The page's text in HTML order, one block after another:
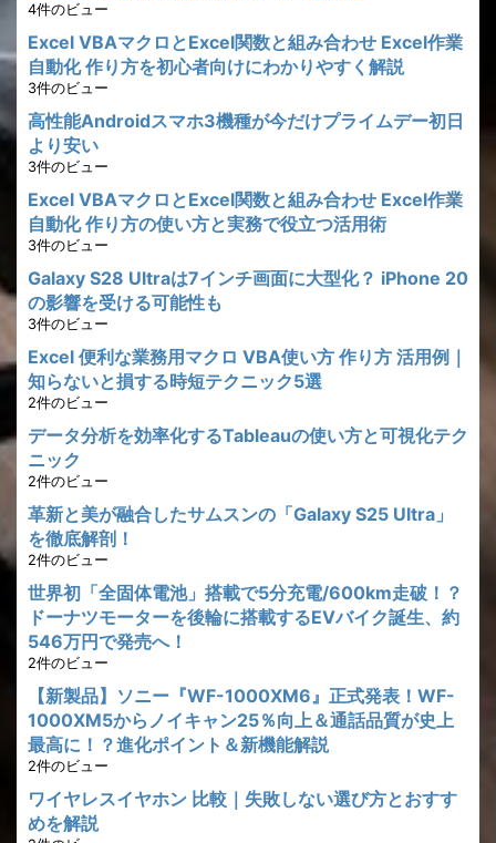
4件のビュー
Excel VBAマクロとExcel関数と組み合わせ Excel作業
自動化 作り方を初心者向けにわかりやすく解説
3件のビュー
高性能Androidスマホ3機種が今だけプライムデー初日
より安い
3件のビュー
Excel VBAマクロとExcel関数と組み合わせ Excel作業
自動化 作り方の使い方と実務で役立つ活用術
3件のビュー
Galaxy S28 Ultraは7インチ画面に大型化？ iPhone 20
の影響を受ける可能性も
3件のビュー
Excel 便利な業務用マクロ VBA使い方 作り方 活用例｜
知らないと損する時短テクニック5選
2件のビュー
データ分析を効率化するTableauの使い方と可視化テク
ニック
2件のビュー
革新と美が融合したサムスンの「Galaxy S25 Ultra」
を徹底解剖！
2件のビュー
世界初「全固体電池」搭載で5分充電/600km走破！？
ドーナツモーターを後輪に搭載するEVバイク誕生、約
546万円で発売へ！
2件のビュー
【新製品】ソニー『WF-1000XM6』正式発表！WF-
1000XM5からノイキャン25％向上＆通話品質が史上
最高に！？進化ポイント＆新機能解説
2件のビュー
ワイヤレスイヤホン 比較｜失敗しない選び方とおすす
めを解説